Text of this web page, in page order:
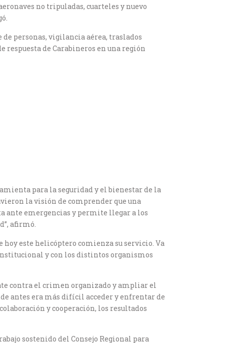
no tripuladas, cuarteles y nuevo
personas, vigilancia aérea, traslados
de Carabineros en una región
para la seguridad y el bienestar de la
la visión de comprender que una
ante emergencias y permite llegar a los
afirmó.
hoy este helicóptero comienza su servicio. Va
y con los distintos organismos
contra el crimen organizado y ampliar el
antes era más difícil acceder y enfrentar de
y cooperación, los resultados
sostenido del Consejo Regional para